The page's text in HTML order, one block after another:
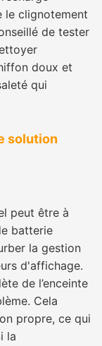
le clignotement
de tester
doux et
qui
solution
peut être à
batterie
la gestion
d'affichage.
de l’enceinte
Cela
propre, ce qui
la